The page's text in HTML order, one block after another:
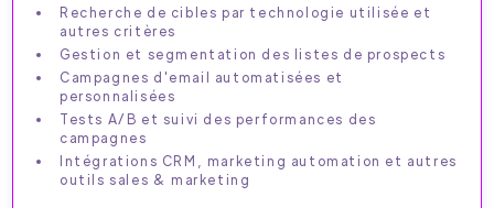
Recherche de cibles par technologie utilisée et
autres critères
Gestion et segmentation des listes de prospects
Campagnes d'email automatisées et
personnalisées
Tests A/B et suivi des performances des
campagnes
Intégrations CRM, marketing automation et autres
outils sales & marketing